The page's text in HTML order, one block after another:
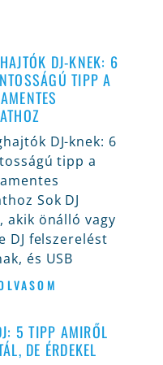
DJ-KNEK: 6
TIPP A
DJ-knek: 6
tipp a
Sok DJ
akik önálló vagy
DJ felszerelést
és USB
5 TIPP AMIRŐL
DE ÉRDEKEL